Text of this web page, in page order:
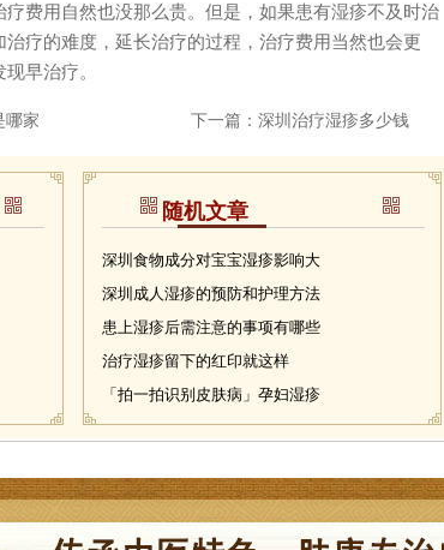
费用自然也没那么贵。但是，如果患有湿疹不及时治
疗的难度，延长治疗的过程，治疗费用当然也会更
早治疗。
哪家 下一篇： 深圳治疗湿疹多少钱
随机文章
深圳食物成分对宝宝湿疹影响大
深圳成人湿疹的预防和护理方法
患上湿疹后需注意的事项有哪些
治疗湿疹留下的红印就这样
「拍一拍识别皮肤病」孕妇湿疹